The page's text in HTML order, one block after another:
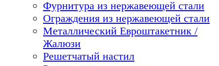
Фурнитура из нержавеющей стали
Ограждения из нержавеющей стали
Металлический Евроштакетник /
Жалюзи
Решетчатый настил